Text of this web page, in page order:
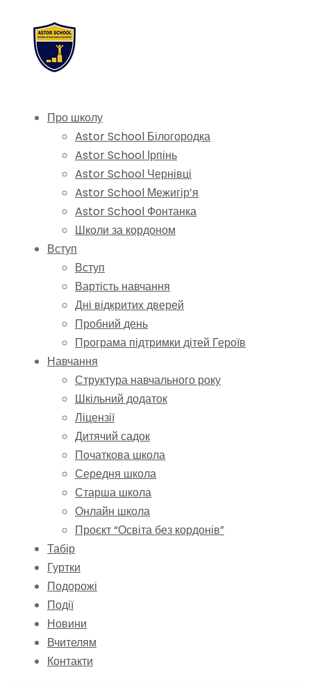
Про школу
Astor School Білогородка
Astor School Ірпінь
Astor School Чернівці
Astor School Межигір’я
Astor School Фонтанка
Школи за кордоном
Вступ
Вступ
Вартість навчання
Дні відкритих дверей
Пробний день
Програма підтримки дітей Героїв
Навчання
Структура навчального року
Шкільний додаток
Ліцензії
Дитячий садок
Початкова школа
Середня школа
Старша школа
Онлайн школа
Проєкт “Освіта без кордонів”
Табір
Гуртки
Подорожі
Події
Новини
Вчителям
Контакти